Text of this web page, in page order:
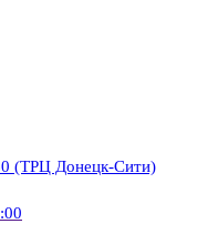
(ТРЦ Донецк-Сити)